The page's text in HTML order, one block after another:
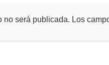
no será publicada. Los